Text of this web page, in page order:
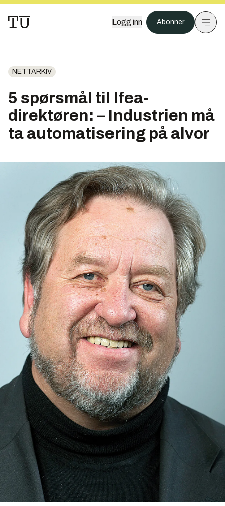
Logg inn Abonner
NETTARKIV
5 spørsmål til Ifea-
direktøren: – Industrien må
ta automatisering på alvor